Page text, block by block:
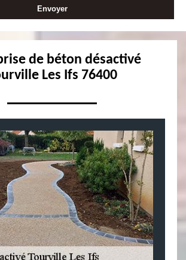
de béton désactivé
Les Ifs 76400